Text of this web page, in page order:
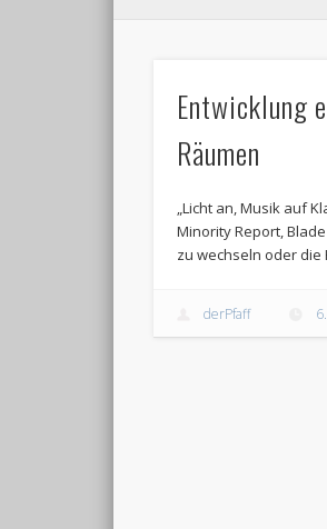
Entwicklung
Räumen
„Licht an, Musik auf
Minority Report,
zu wechseln oder die
derPfaff